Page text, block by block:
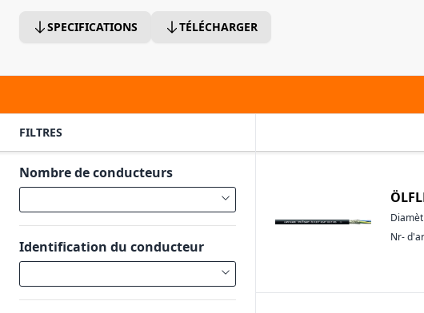
SPECIFICATIONS TÉLÉCHARGER
Nr-
FILTRES
Nombre de conducteurs
Identification du conducteur